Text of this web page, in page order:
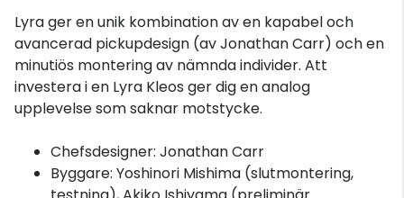
Lyra ger en unik kombination av en kapabel och
avancerad pickupdesign (av Jonathan Carr) och en
minutiös montering av nämnda individer. Att
investera i en Lyra Kleos ger dig en analog
upplevelse som saknar motstycke.
Chefsdesigner: Jonathan Carr
Byggare: Yoshinori Mishima (slutmontering,